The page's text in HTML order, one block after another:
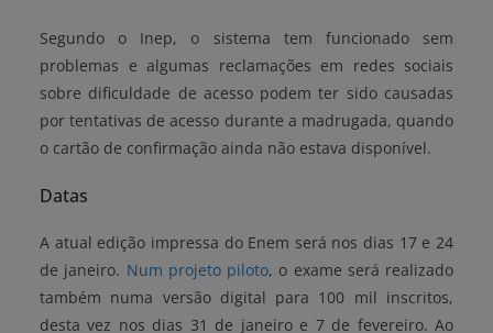
Segundo o Inep, o sistema tem funcionado sem
problemas e algumas reclamações em redes sociais
sobre dificuldade de acesso podem ter sido causadas
por tentativas de acesso durante a madrugada, quando
o cartão de confirmação ainda não estava disponível.
Datas
A atual edição impressa do Enem será nos dias 17 e 24
de janeiro. Num projeto piloto, o exame será realizado
também numa versão digital para 100 mil inscritos,
desta vez nos dias 31 de janeiro e 7 de fevereiro. Ao